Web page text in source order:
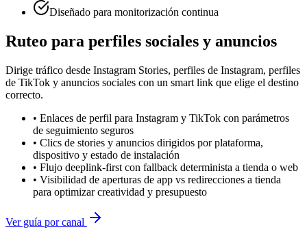
Diseñado para monitorización continua
Ruteo para perfiles sociales y anuncios
Dirige tráfico desde Instagram Stories, perfiles de Instagram, perfiles
de TikTok y anuncios sociales con un smart link que elige el destino
correcto.
• Enlaces de perfil para Instagram y TikTok con parámetros
de seguimiento seguros
• Clics de stories y anuncios dirigidos por plataforma,
dispositivo y estado de instalación
• Flujo deeplink-first con fallback determinista a tienda o web
• Visibilidad de aperturas de app vs redirecciones a tienda
para optimizar creatividad y presupuesto
Ver guía por canal